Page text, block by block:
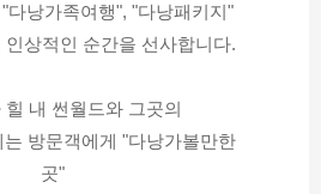
다낭가족여행", "다낭패키지"
인상적인 순간을 선사합니다.
힐 내 썬월드와 그곳의
는 방문객에게 "다낭가볼만한
곳"